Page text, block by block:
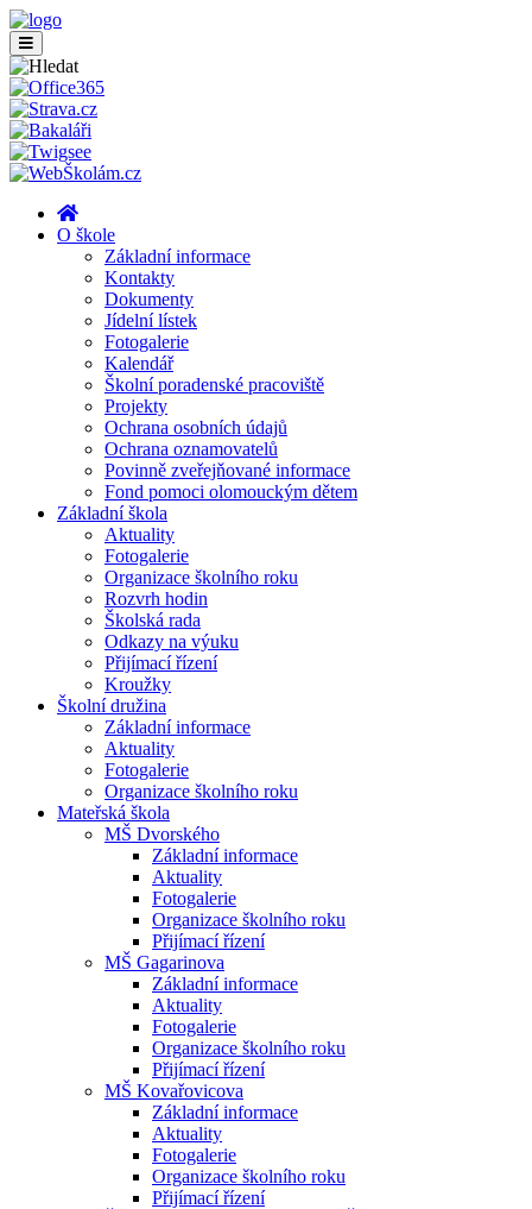
O škole
Základní informace
Kontakty
Dokumenty
Jídelní lístek
Fotogalerie
Kalendář
Školní poradenské pracoviště
Projekty
Ochrana osobních údajů
Ochrana oznamovatelů
Povinně zveřejňované informace
Fond pomoci olomouckým dětem
Základní škola
Aktuality
Fotogalerie
Organizace školního roku
Rozvrh hodin
Školská rada
Odkazy na výuku
Přijímací řízení
Kroužky
Školní družina
Základní informace
Aktuality
Fotogalerie
Organizace školního roku
Mateřská škola
MŠ Dvorského
Základní informace
Aktuality
Fotogalerie
Organizace školního roku
Přijímací řízení
MŠ Gagarinova
Základní informace
Aktuality
Fotogalerie
Organizace školního roku
Přijímací řízení
MŠ Kovařovicova
Základní informace
Aktuality
Fotogalerie
Organizace školního roku
Přijímací řízení